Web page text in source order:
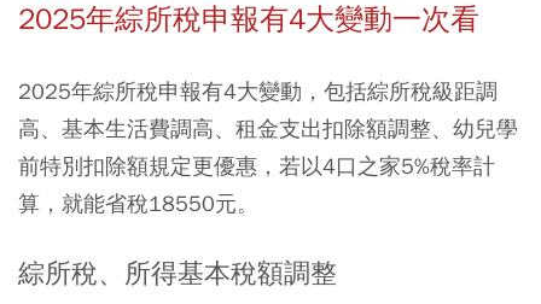
2025年綜所稅申報有4大變動一次看
2025年綜所稅申報有4大變動，包括綜所稅級距調
高、基本生活費調高、租金支出扣除額調整、幼兒學
前特別扣除額規定更優惠，若以4口之家5%稅率計
算，就能省稅18550元。
綜所稅、所得基本稅額調整